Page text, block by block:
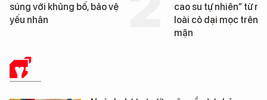
cao su tự nhiên” từ một
loài cỏ dại mọc trên đất
Đà Nẵng sắp bị kiểm
Y TẾ